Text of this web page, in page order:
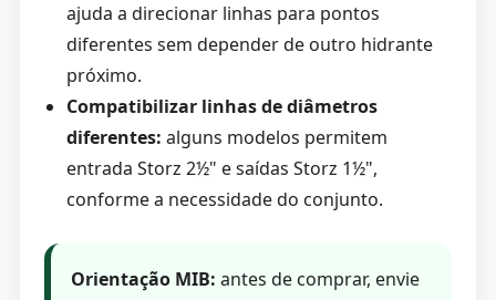
ajuda a direcionar linhas para pontos
diferentes sem depender de outro hidrante
próximo.
Compatibilizar linhas de diâmetros
diferentes: alguns modelos permitem
entrada Storz 2½" e saídas Storz 1½",
conforme a necessidade do conjunto.
Orientação MIB: antes de comprar, envie